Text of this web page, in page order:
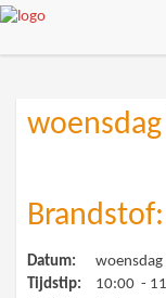
Datum:
Tijdstip:
10:00 -